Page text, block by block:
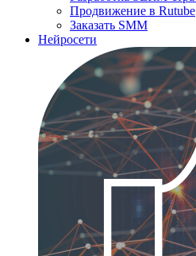
Продвижение в Rutube
Заказать SMM
Нейросети